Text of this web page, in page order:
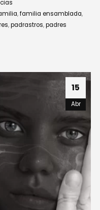
,familia ensamblada,
,padrastros,padres
15
Abr